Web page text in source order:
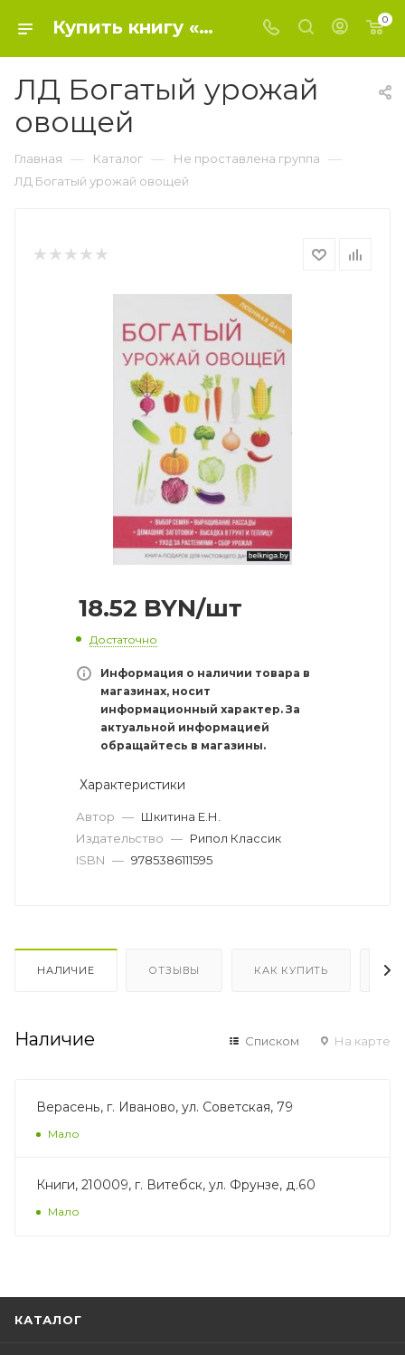
Купить книгу «ЛД Богатый урожай овощей» 0, Шкитина Е.Н. - Не проставлена группа 0
ЛД Богатый урожай
овощей
Главная — Каталог — Не проставлена группа —
ЛД Богатый урожай овощей
18.52 BYN/шт
Достаточно
Информация о наличии товара в
магазинах, носит
информационный характер. За
актуальной информацией
обращайтесь в магазины.
Характеристики
Автор — Шкитина Е.Н.
Издательство — Рипол Классик
ISBN — 9785386111595
НАЛИЧИЕ ОТЗЫВЫ КАК КУПИТЬ
Наличие Списком На карте
Верасень, г. Иваново, ул. Советская, 79
Мало
Книги, 210009, г. Витебск, ул. Фрунзе, д.60
Мало
КАТАЛОГ